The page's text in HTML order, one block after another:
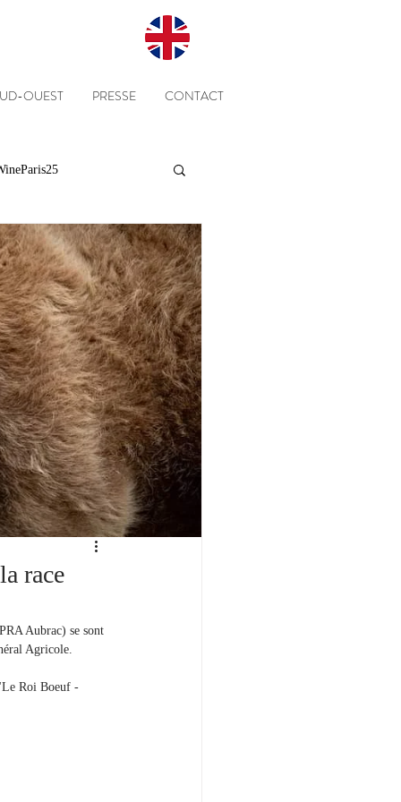
OUEST PRESSE CONTACT
Presse Clients
Equipe Cépages
race
Aubrac) se sont
Agricole.
Roi Boeuf -